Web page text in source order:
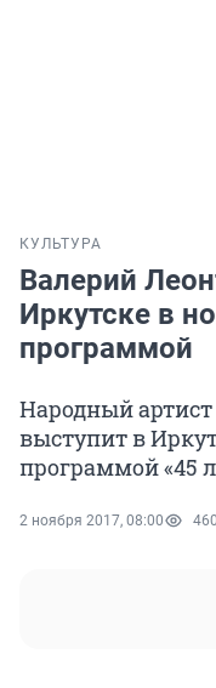
КУЛЬТУРА
Валерий
Иркутске в
программой
Народный
выступит в
программой «45
2 ноября 2017, 08:00 460